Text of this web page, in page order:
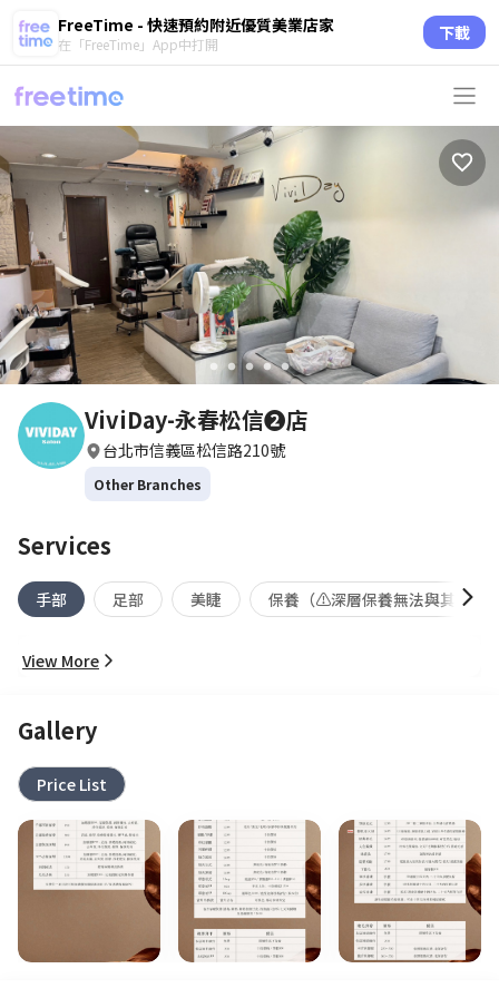
FreeTime - 快速預約附近優質美業店家
在「FreeTime」App中打開 下載
circle circle circle circle circle
ViviDay-永春松信❷店
台北市信義區松信路210號
Other Branches
Services
手部 足部 美睫 保養（⚠️深層保養無法與其他任
View More
Gallery
Price List